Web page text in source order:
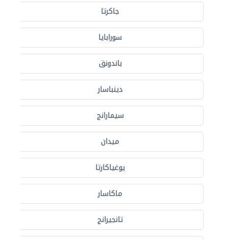
جاكرتا
سورابايا
باندونق
دينباسار
سيمارانج
ميدان
يوغياكارتا
ماكاسار
تانجيرانج